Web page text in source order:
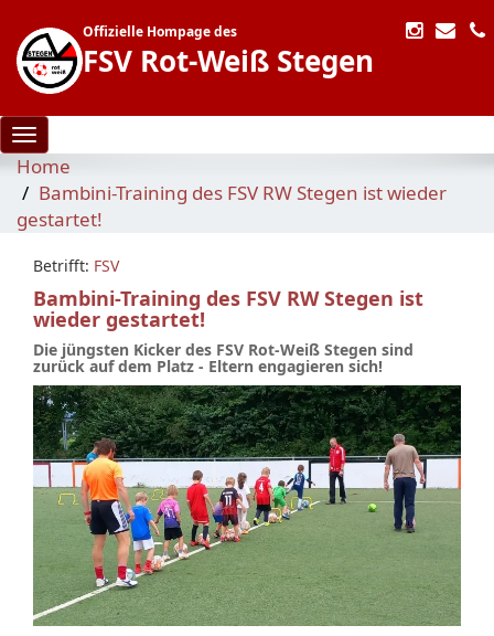
Offizielle Hompage des
FSV Rot-Weiß Stegen
Toggle navigation
Home
Bambini-Training des FSV RW Stegen ist wieder
gestartet!
Betrifft: FSV
Bambini-Training des FSV RW Stegen ist
wieder gestartet!
Die jüngsten Kicker des FSV Rot-Weiß Stegen sind
zurück auf dem Platz - Eltern engagieren sich!